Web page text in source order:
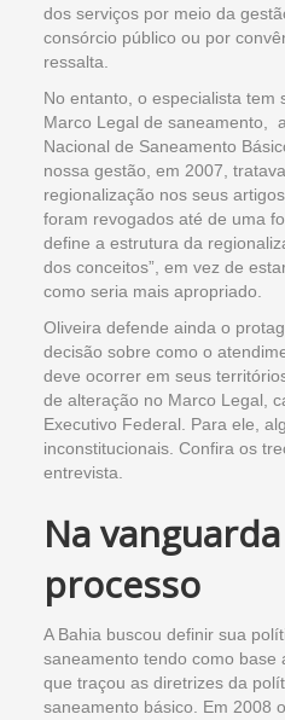
dos serviços por meio da
consórcio público ou por
ressalta.
No entanto, o especialista tem
Marco Legal de saneamento,
Nacional de Saneamento
nossa gestão, em 2007,
regionalização nos seus
foram revogados até de uma
define a estrutura da
dos conceitos”, em vez de
como seria mais apropriado.
Oliveira defende ainda o
decisão sobre como o
deve ocorrer em seus
de alteração no Marco Legal,
Executivo Federal. Para ele,
inconstitucionais. Confira os
entrevista.
Na
processo
A Bahia buscou definir sua
saneamento tendo como base
que traçou as diretrizes da
saneamento básico. Em 2008